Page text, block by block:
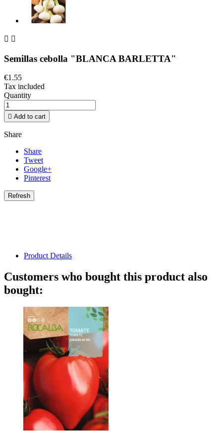
 
Semillas cebolla "BLANCA BARLETTA"
€1.55
Tax included
Quantity
 Add to cart
Share
Share
Tweet
Google+
Pinterest
Product Details
Customers who bought this product also
bought: